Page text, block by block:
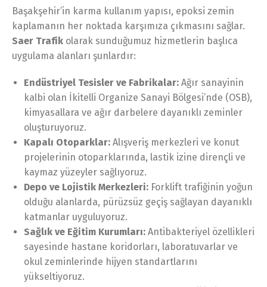
Başakşehir’in karma kullanım yapısı, epoksi zemin
kaplamanın her noktada karşımıza çıkmasını sağlar.
Saer Trafik olarak sunduğumuz hizmetlerin başlıca
uygulama alanları şunlardır:
Endüstriyel Tesisler ve Fabrikalar: Ağır sanayinin
kalbi olan İkitelli Organize Sanayi Bölgesi’nde (OSB),
kimyasallara ve ağır darbelere dayanıklı zeminler
oluşturuyoruz.
Kapalı Otoparklar: Alışveriş merkezleri ve konut
projelerinin otoparklarında, lastik izine dirençli ve
kaymaz yüzeyler sağlıyoruz.
Depo ve Lojistik Merkezleri: Forklift trafiğinin yoğun
olduğu alanlarda, pürüzsüz geçiş sağlayan dayanıklı
katmanlar uyguluyoruz.
Sağlık ve Eğitim Kurumları: Antibakteriyel özellikleri
sayesinde hastane koridorları, laboratuvarlar ve
okul zeminlerinde hijyen standartlarını
yükseltiyoruz.